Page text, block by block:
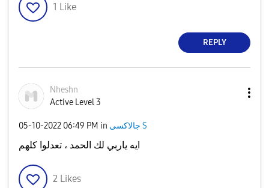
1 Like
REPLY
Nheshn
Active Level 3
‎05-10-2022 06:49 PM in جالاكسى S
ايه ياربي لك الحمد ، تعدلوا كلهم
2 Likes